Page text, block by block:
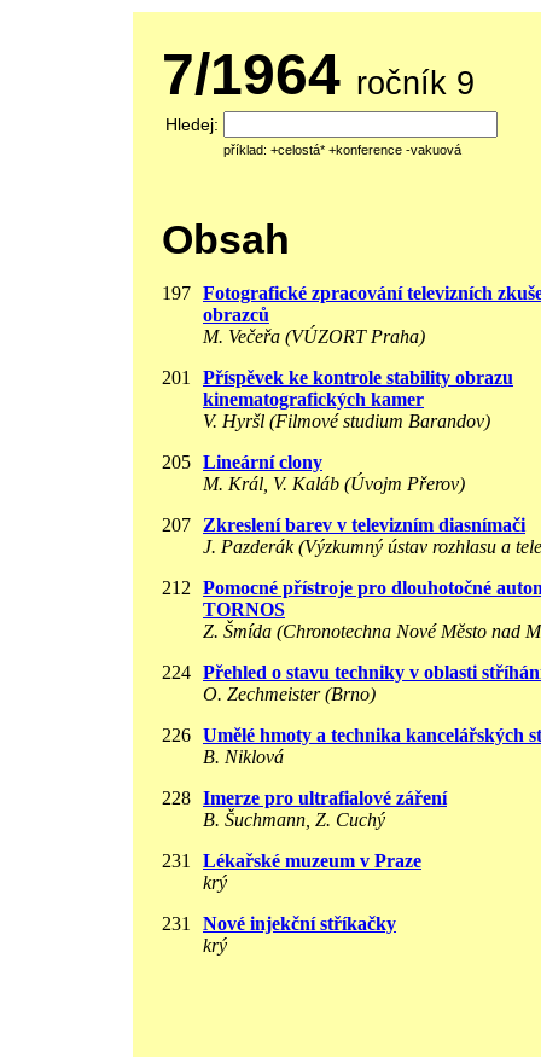
7/1964 ročník 9
Hledej:
příklad: +celostá* +konference -vakuová
Obsah
197 Fotografické zpracování televizních
obrazců
M. Večeřa (VÚZORT Praha)
201
Příspěvek ke kontrole stability obrazu
kinematografických kamer
V. Hyršl (Filmové studium Barandov)
205 Lineární clony
M. Král, V. Kaláb (Úvojm Přerov)
207
Zkreslení barev v televizním diasnímači
J. Pazderák (Výzkumný ústav rozhlasu a
212
Pomocné přístroje pro dlouhotočné
TORNOS
Z. Šmída (Chronotechna Nové Město nad
224 Přehled o stavu techniky v oblasti
O. Zechmeister (Brno)
226 Umělé hmoty a technika kancelářských
B. Niklová
228 Imerze pro ultrafialové záření
B. Šuchmann, Z. Cuchý
231
Lékařské muzeum v Praze
krý
231
Nové injekční stříkačky
krý